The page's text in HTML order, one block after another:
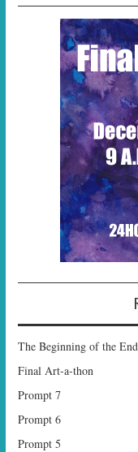
The Beginning of the
Final Art-a-thon
Prompt 7
Prompt 6
Prompt 5